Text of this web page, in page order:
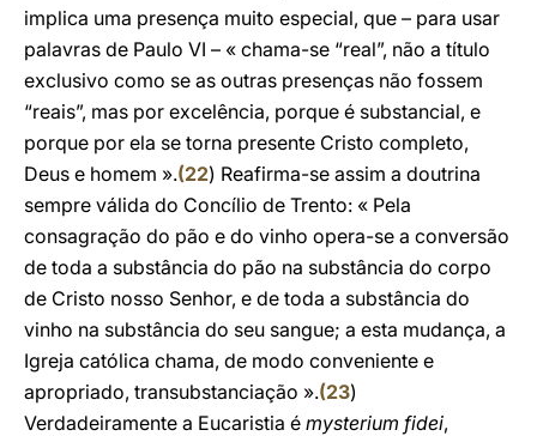
implica uma presença muito especial, que – para usar
palavras de Paulo VI – « chama-se “real”, não a título
exclusivo como se as outras presenças não fossem
“reais”, mas por excelência, porque é substancial, e
porque por ela se torna presente Cristo completo,
Deus e homem ».(22) Reafirma-se assim a doutrina
sempre válida do Concílio de Trento: « Pela
consagração do pão e do vinho opera-se a conversão
de toda a substância do pão na substância do corpo
de Cristo nosso Senhor, e de toda a substância do
vinho na substância do seu sangue; a esta mudança, a
Igreja católica chama, de modo conveniente e
apropriado, transubstanciação ».(23)
Verdadeiramente a Eucaristia é mysterium fidei,